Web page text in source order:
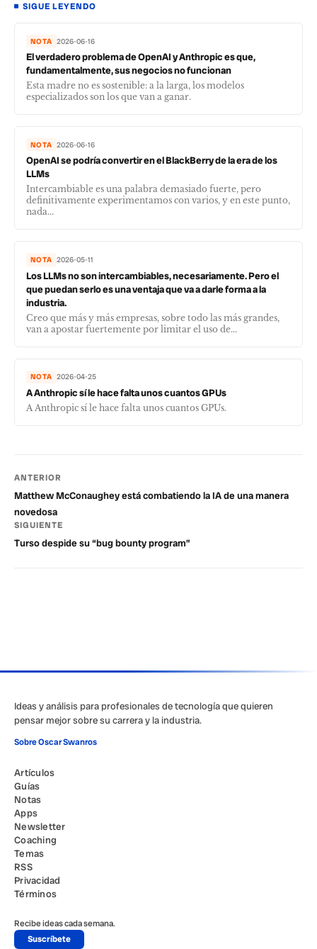
SIGUE LEYENDO
NOTA 2026-06-16
El verdadero problema de OpenAI y Anthropic es que,
fundamentalmente, sus negocios no funcionan
Esta madre no es sostenible: a la larga, los modelos
especializados son los que van a ganar.
NOTA 2026-06-16
OpenAI se podría convertir en el BlackBerry de la era de los
LLMs
Intercambiable es una palabra demasiado fuerte, pero
definitivamente experimentamos con varios, y en este punto,
nada...
NOTA 2026-05-11
Los LLMs no son intercambiables, necesariamente. Pero el
que puedan serlo es una ventaja que va a darle forma a la
industria.
Creo que más y más empresas, sobre todo las más grandes,
van a apostar fuertemente por limitar el uso de...
NOTA 2026-04-25
A Anthropic sí le hace falta unos cuantos GPUs
A Anthropic sí le hace falta unos cuantos GPUs.
ANTERIOR
Matthew McConaughey está combatiendo la IA de una manera
novedosa
SIGUIENTE
Turso despide su “bug bounty program”
Ideas y análisis para profesionales de tecnología que quieren
pensar mejor sobre su carrera y la industria.
Sobre Oscar Swanros
Artículos
Guías
Notas
Apps
Newsletter
Coaching
Temas
RSS
Privacidad
Términos
Recibe ideas cada semana.
Suscríbete